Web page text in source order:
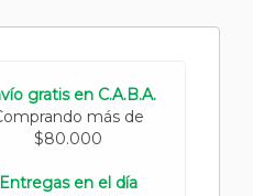
gratis en C.A.B.A.
más de
$80.000
Entregas en el día